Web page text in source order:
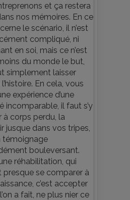
et ça restera
nos mémoires. En ce
le scénario, il n’est
compliqué, ni
en soi, mais ce n’est
du monde le but,
simplement laisser
En cela, vous
expérience d’une
incomparable, il faut s’y
à corps perdu, la
jusque dans vos tripes,
témoignage
bouleversant.
réhabilitation, qui
presque se comparer à
c’est accepter
a fait, ne plus nier ce